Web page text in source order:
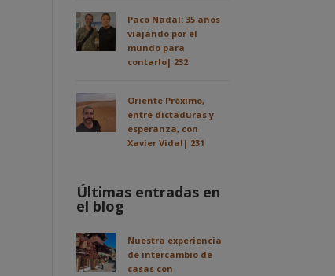
Paco Nadal: 35 años
viajando por el
mundo para
contarlo| 232
Oriente Próximo,
entre dictaduras y
esperanza, con
Xavier Vidal| 231
Últimas entradas en
el blog
Nuestra experiencia
de intercambio de
casas con